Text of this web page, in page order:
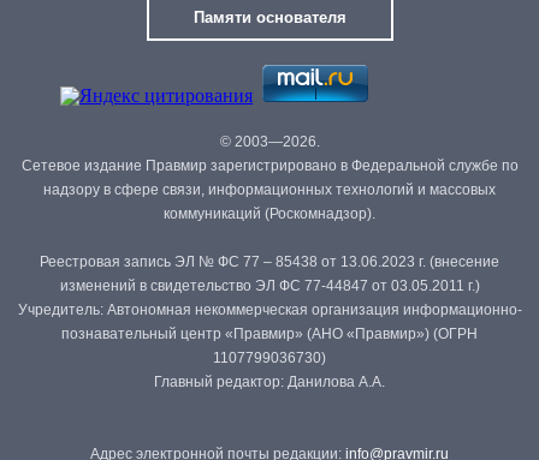
Памяти основателя
© 2003—2026.
Сетевое издание Правмир зарегистрировано в Федеральной службе по
надзору в сфере связи, информационных технологий и массовых
коммуникаций (Роскомнадзор).
Реестровая запись ЭЛ № ФС 77 – 85438 от 13.06.2023 г. (внесение
изменений в свидетельство ЭЛ ФС 77-44847 от 03.05.2011 г.)
Учредитель: Автономная некоммерческая организация информационно-
познавательный центр «Правмир» (АНО «Правмир») (ОГРН
1107799036730)
Главный редактор: Данилова А.А.
Адрес электронной почты редакции: info@pravmir.ru